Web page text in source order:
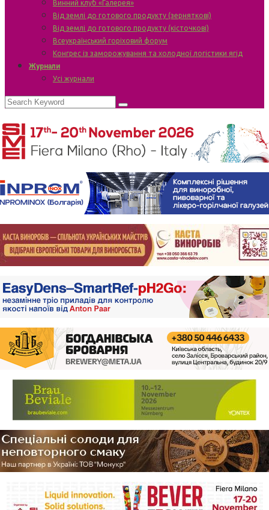
Винний клуб «Галерея»
Від землі до готового продукту (зерняткові)
Від землі до готового продукту (кісточкові)
Всеукраїнський горіховий форум
Конгрес із заморожування та холодної логістики ягід
Журнали
Усі журнали